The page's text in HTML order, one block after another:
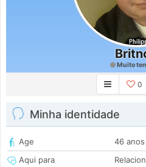
Muito
0
Minha identidade
Age
46 anos
Aqui para